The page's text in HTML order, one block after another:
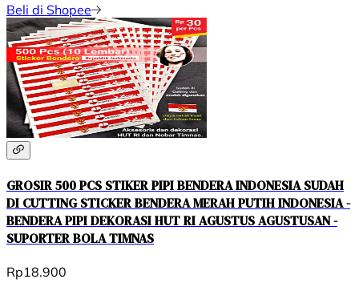
Beli di Shopee
GROSIR 500 PCS STIKER PIPI BENDERA INDONESIA SUDAH
DI CUTTING STICKER BENDERA MERAH PUTIH INDONESIA -
BENDERA PIPI DEKORASI HUT RI AGUSTUS AGUSTUSAN -
SUPORTER BOLA TIMNAS
Rp18.900